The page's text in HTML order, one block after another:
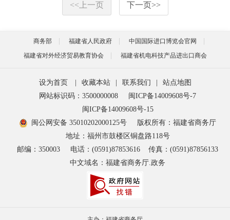
<< 上一页 下一页>>
商务部 福建省人民政府
中国国际进口博览会官网
福建省对外经济贸易教育协会
福建省机电科技产品进出口商会
设为首页 收藏本站 联系我们
站点地图
网站标识码：3500000008
闽ICP备14009608号-7
闽ICP备14009608号-15
闽公网安备 35010202000125号
版权所有：福建省商务厅
地址：福州市鼓楼区铜盘路118号
邮编：350003
电话：(0591)87853616
传真：(0591)87856133
中文域名：福建省商务厅.政务